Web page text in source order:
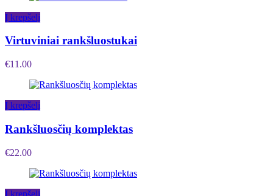
Į krepšelį
Virtuviniai rankšluostukai
€11.00
Į krepšelį
Rankšluosčių komplektas
€22.00
Į krepšelį